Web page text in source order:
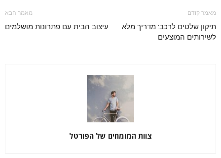
מאמר קודם
תיקון שלטים לרכב: מדריך מלא
לשירותים המוצעים
מאמר הבא
עיצוב הבית עם פתרונות מושלמים
צוות המומחים של הפורטל